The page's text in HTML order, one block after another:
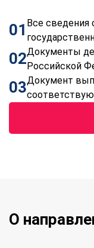
01 Все сведения
02Документы
Российской
03Документ
О